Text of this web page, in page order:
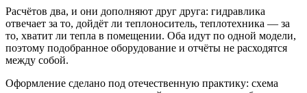
Расчётов два, и они дополняют друг друга: гидравлика
отвечает за то, дойдёт ли теплоноситель, теплотехника — за
то, хватит ли тепла в помещении. Оба идут по одной модели,
поэтому подобранное оборудование и отчёты не расходятся
между собой.
Оформление сделано под отечественную практику: схема